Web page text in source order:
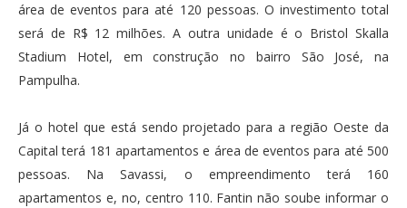
área de eventos para até 120 pessoas. O investimento total
será de R$ 12 milhões. A outra unidade é o Bristol Skalla
Stadium Hotel, em construção no bairro São José, na
Pampulha.
Já o hotel que está sendo projetado para a região Oeste da
Capital terá 181 apartamentos e área de eventos para até 500
pessoas. Na Savassi, o empreendimento terá 160
apartamentos e, no, centro 110. Fantin não soube informar o